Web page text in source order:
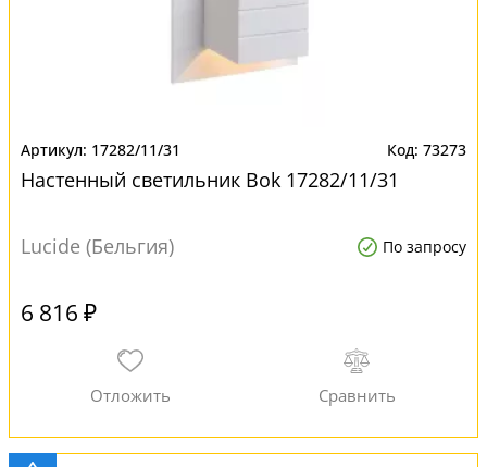
17282/11/31 73273
Настенный светильник Bok 17282/11/31
Lucide (Бельгия) По запросу
6 816 ₽